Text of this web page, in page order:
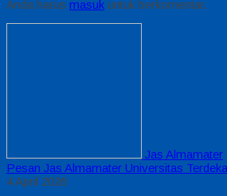
Anda harus masuk untuk berkomentar.
Jas Almamater
Pesan Jas Almamater Universitas
4 April 2026